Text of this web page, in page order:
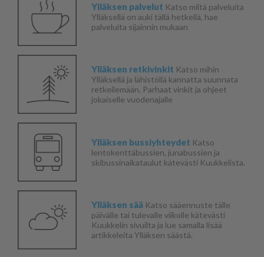
Ylläksen palvelut Katso miltä palveluita
Ylläksellä on auki tällä hetkellä, hae
palveluita sijainnin mukaan
Ylläksen retkivinkit Katso mihin
Ylläksellä ja lähistöllä kannatta suunnata
retkeilemään. Parhaat vinkit ja ohjeet
jokaiselle vuodenajalle
Ylläksen bussiyhteydet Katso
lentokenttäbussien, junabussien ja
skibussinaikataulut kätevästi Kuukkelista.
Ylläksen sää Katso sääennuste tälle
päivälle tai tulevalle viikolle kätevästi
Kuukkelin sivuilta ja lue samalla lisää
artikkeleita Ylläksen säästä.